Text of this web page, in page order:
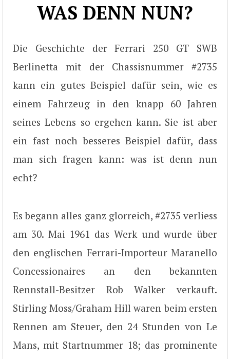
WAS DENN NUN?
Die Geschichte der Ferrari 250 GT SWB
Berlinetta mit der Chassisnummer #2735
kann ein gutes Beispiel dafür sein, wie es
einem Fahrzeug in den knapp 60 Jahren
seines Lebens so ergehen kann. Sie ist aber
ein fast noch besseres Beispiel dafür, dass
man sich fragen kann: was ist denn nun
echt?
Es begann alles ganz glorreich, #2735 verliess
am 30. Mai 1961 das Werk und wurde über
den englischen Ferrari-Importeur Maranello
Concessionaires an den bekannten
Rennstall-Besitzer Rob Walker verkauft.
Stirling Moss/Graham Hill waren beim ersten
Rennen am Steuer, den 24 Stunden von Le
Mans, mit Startnummer 18; das prominente